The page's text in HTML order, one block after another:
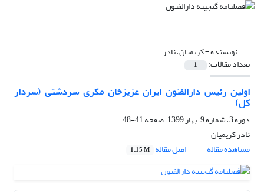
نویسنده =کریمیان، نادر
تعداد مقالات: 1
اولین رئیس دارالفنون ایران عزیزخان مکری سردشتی (سردار
کل)
دوره 3، شماره 9، بهار 1399، صفحه
41-48
نادر کریمیان
مشاهده مقاله
اصل مقاله 1.15 M